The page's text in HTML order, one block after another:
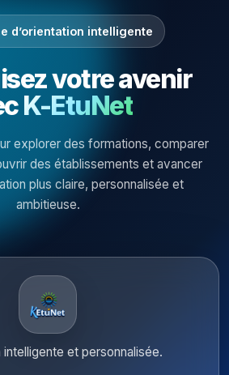
d’orientation intelligente
votre avenir
K-EtuNet
explorer des formations, comparer
des établissements et avancer
plus claire, personnalisée et
ambitieuse.
intelligente et personnalisée.